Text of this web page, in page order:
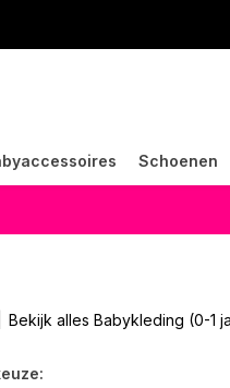
Schoenen
Bekijk alles Babykleding (0-1